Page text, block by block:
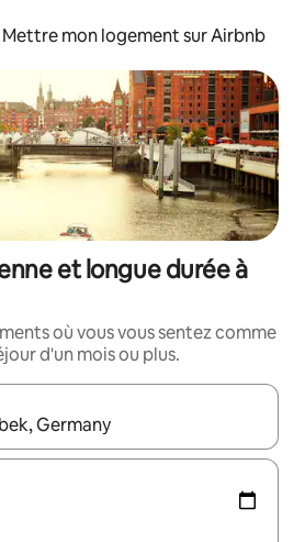
Mettre mon logement sur Airbnb
et longue durée à
où vous vous sentez comme
d'un mois ou plus.
s'affichent, utilisez les flèches vers le